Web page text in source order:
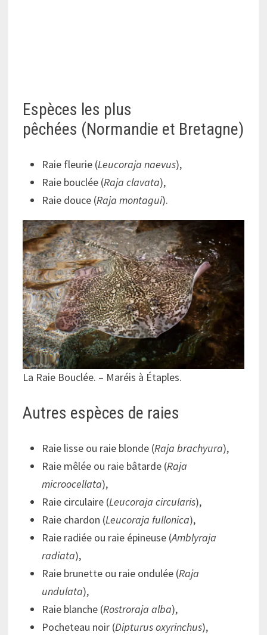
Espèces les plus
pêchées (Normandie et Bretagne)
Raie fleurie (Leucoraja naevus),
Raie bouclée (Raja clavata),
Raie douce (Raja montagui).
La Raie Bouclée. – Maréis à Étaples.
Autres espèces de raies
Raie lisse ou raie blonde (Raja brachyura),
Raie mêlée ou raie bâtarde (Raja
microocellata),
Raie circulaire (Leucoraja circularis),
Raie chardon (Leucoraja fullonica),
Raie radiée ou raie épineuse (Amblyraja
radiata),
Raie brunette ou raie ondulée (Raja
undulata),
Raie blanche (Rostroraja alba),
Pocheteau noir (Dipturus oxyrinchus),